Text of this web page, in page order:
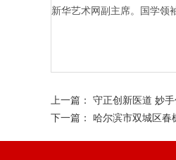
新华艺术网副主席。国学领
上一篇： 守正创新医道 妙
下一篇： 哈尔滨市双城区